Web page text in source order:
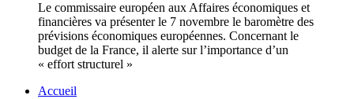
Le commissaire européen aux Affaires économiques et
financières va présenter le 7 novembre le baromètre des
prévisions économiques européennes. Concernant le
budget de la France, il alerte sur l’importance d’un
« effort structurel »
Accueil